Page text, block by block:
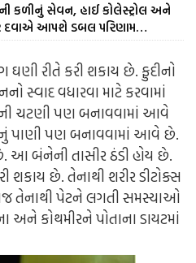
કળીનું સેવન, હાઈ કોલેસ્ટ્રોલ અને
દવાએ આપશે ડબલ પરિણામ…
ઘણી રીતે કરી શકાય છે. ફુદીનો
સ્વાદ વધારવા માટે કરવામાં
પણ બનાવવામાં આવે
પાણી પણ બનાવવામાં આવે છે.
આ બંનેની તાસીર ઠંડી હોય છે.
છે. તેનાથી શરીર ડીટોક્સ
તેનાથી પેટને લગતી સમસ્યાઓ
કોથમીરને પોતાના ડાયટમાં